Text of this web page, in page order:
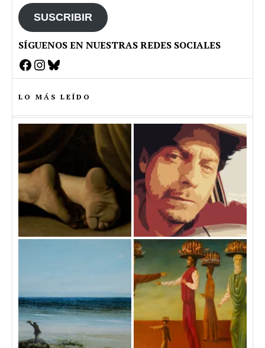
SUSCRIBIR
SÍGUENOS EN NUESTRAS REDES SOCIALES
Facebook
Instagram
Bluesky
LO MÁS LEÍDO